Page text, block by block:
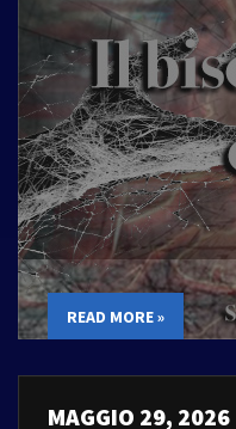
READ MORE »
MAGGIO 29, 2026